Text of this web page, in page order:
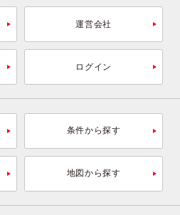
運営会社
ログイン
条件から探す
地図から探す